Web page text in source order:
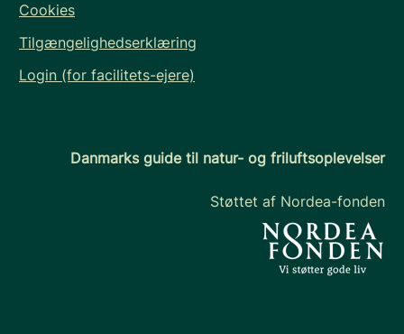
Cookies
Tilgængelighedserklæring
Login (for facilitets-ejere)
Danmarks guide til natur- og friluftsoplevelser
Støttet af Nordea-fonden